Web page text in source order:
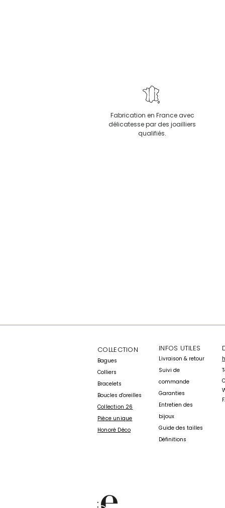
Fabrication en France avec
délicatesse par des joailliers
qualifiés.
COLLECTION
Bagues
Colliers
Bracelets
Boucles d'oreilles
Collection 26
Pièce unique
Honoré Déco
INFOS UTILES
​Livraison & retour
Suivi de
commande
Garanties
Entretien des
bijoux
Guide des tailles
Définitions
C